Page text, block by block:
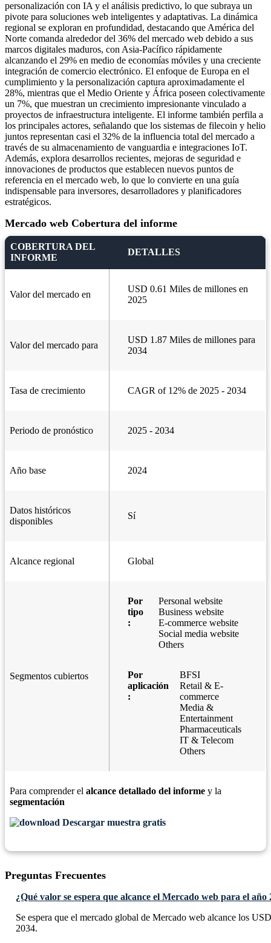
personalización con IA y el análisis predictivo, lo que subraya un
pivote para soluciones web inteligentes y adaptativas. La dinámica
regional se exploran en profundidad, destacando que América del
Norte comanda alrededor del 36% del mercado web debido a sus
marcos digitales maduros, con Asia-Pacífico rápidamente
alcanzando el 29% en medio de economías móviles y una creciente
integración de comercio electrónico. El enfoque de Europa en el
cumplimiento y la personalización captura aproximadamente el
28%, mientras que el Medio Oriente y África poseen colectivamente
un 7%, que muestran un crecimiento impresionante vinculado a
proyectos de infraestructura inteligente. El informe también perfila a
los principales actores, señalando que los sistemas de filecoin y helio
juntos representan casi el 32% de la influencia total del mercado a
través de su almacenamiento de vanguardia e integraciones IoT.
Además, explora desarrollos recientes, mejoras de seguridad e
innovaciones de productos que establecen nuevos puntos de
referencia en el mercado web, lo que lo convierte en una guía
indispensable para inversores, desarrolladores y planificadores
estratégicos.
Mercado web Cobertura del informe
COBERTURA DEL
INFORME
DETALLES
Valor del mercado en
USD 0.61 Miles de millones en
2025
Valor del mercado para
USD 1.87 Miles de millones para
2034
Tasa de crecimiento CAGR of 12% de 2025 - 2034
Periodo de pronóstico 2025 - 2034
Año base 2024
Datos históricos
disponibles
Sí
Alcance regional Global
Segmentos cubiertos
Por
tipo
:
Personal website
Business website
E-commerce website
Social media website
Others
Por
aplicación
:
BFSI
Retail & E-
commerce
Media &
Entertainment
Pharmaceuticals
IT & Telecom
Others
Para comprender el alcance detallado del informe y la
segmentación
Descargar muestra gratis
Preguntas Frecuentes
¿Qué valor se espera que alcance el Mercado web para el año
Se espera que el mercado global de Mercado web alcance los
2034.